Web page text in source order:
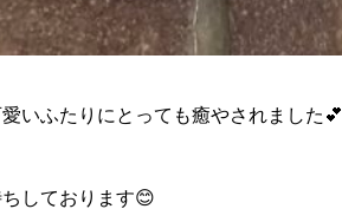
いふたりにとっても癒やされました💕
ちしております😊